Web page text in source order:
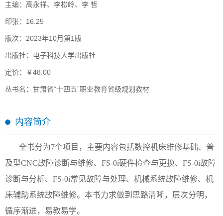
主编：高永祥、李松岭、李 哲
印张：16.25
版次：2023年10月第1版
出版社：电子科技大学出版社
定价：￥48.00
丛书名：甘肃省“十四五”职业教育省级规划教材
内容简介
全书分为7个项目，主要内容包括数控机床维修基础、普
及型CNC故障诊断与维修、FS-0i硬件检查与更换、FS-0i故障
诊断与分析、FS-0i常见故障与处理、机械系统故障维修、机
床辅助系统故障维修。本书力求做到思路清晰，层次分明，
循序渐进，易教易学。